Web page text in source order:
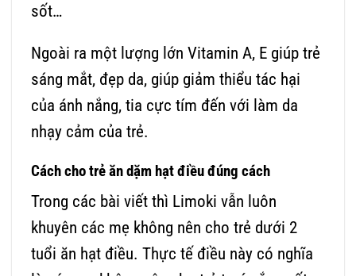
sốt…
Ngoài ra một lượng lớn Vitamin A, E giúp trẻ
sáng mắt, đẹp da, giúp giảm thiểu tác hại
của ánh nắng, tia cực tím đến với làm da
nhạy cảm của trẻ.
Cách cho trẻ ăn dặm hạt điều đúng cách
Trong các bài viết thì Limoki vẫn luôn
khuyên các mẹ không nên cho trẻ dưới 2
tuổi ăn hạt điều. Thực tế điều này có nghĩa